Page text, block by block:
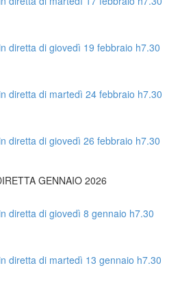
diretta di giovedì 19 febbraio h7.30
diretta di martedì 24 febbraio h7.30
diretta di giovedì 26 febbraio h7.30
GENNAIO 2026
diretta di giovedì 8 gennaio h7.30
diretta di martedì 13 gennaio h7.30